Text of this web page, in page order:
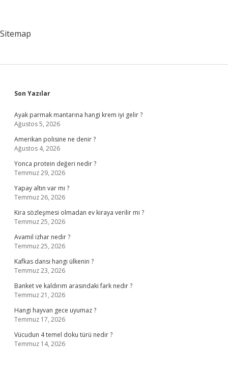
Sitemap
Sidebar
Son Yazılar
Ayak parmak mantarına hangi krem iyi gelir ?
Ağustos 5, 2026
Amerikan polisine ne denir ?
Ağustos 4, 2026
Yonca protein değeri nedir ?
Temmuz 29, 2026
Yapay altın var mı ?
Temmuz 26, 2026
Kira sözleşmesi olmadan ev kiraya verilir mi ?
Temmuz 25, 2026
Avamil izhar nedir ?
Temmuz 25, 2026
Kafkas dansı hangi ülkenin ?
Temmuz 23, 2026
Banket ve kaldırım arasındaki fark nedir ?
Temmuz 21, 2026
Hangi hayvan gece uyumaz ?
Temmuz 17, 2026
Vücudun 4 temel doku türü nedir ?
Temmuz 14, 2026